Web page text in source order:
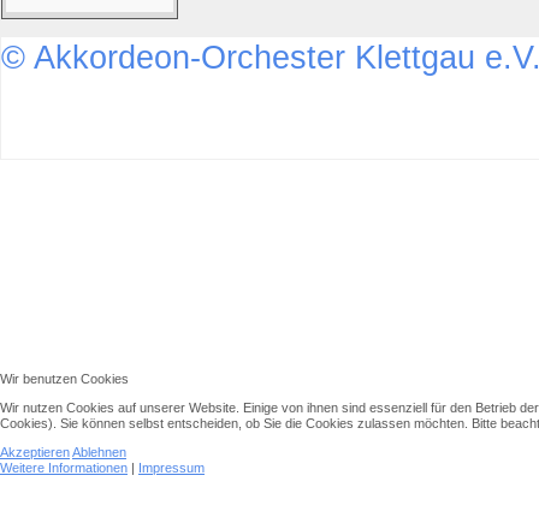
© Akkordeon-Orchester Klettgau
Wir benutzen Cookies
Wir nutzen Cookies auf unserer Website. Einige von ihnen sind essenziell für den Betrieb
Cookies). Sie können selbst entscheiden, ob Sie die Cookies zulassen möchten. Bitte
AkzeptierenAblehnen
Weitere Informationen | Impressum